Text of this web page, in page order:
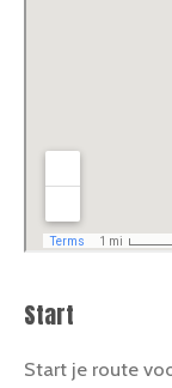
Start
Start je route